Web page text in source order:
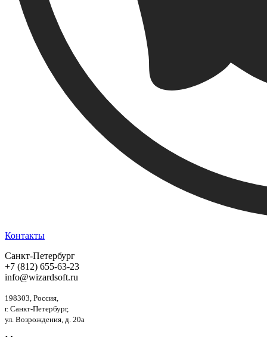
Контакты
Санкт-Петербург
+7 (812) 655-63-23
info@wizardsoft.ru
198303, Россия,
г. Санкт-Петербург,
ул. Возрождения, д. 20а